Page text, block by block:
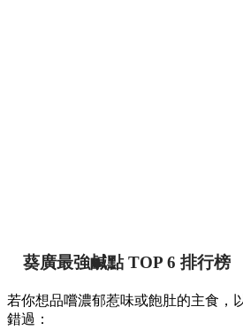
葵廣最強鹹點 TOP 6 排行榜
若你想品嚐濃郁惹味或飽肚的主食，
錯過：